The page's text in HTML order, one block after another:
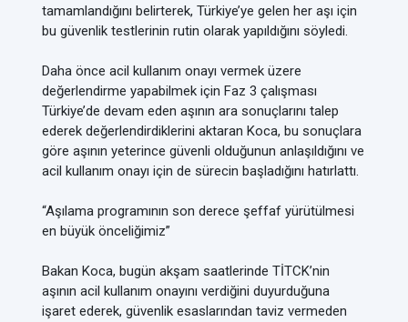
tamamlandığını belirterek, Türkiye’ye gelen her aşı için
bu güvenlik testlerinin rutin olarak yapıldığını söyledi.
Daha önce acil kullanım onayı vermek üzere
değerlendirme yapabilmek için Faz 3 çalışması
Türkiye’de devam eden aşının ara sonuçlarını talep
ederek değerlendirdiklerini aktaran Koca, bu sonuçlara
göre aşının yeterince güvenli olduğunun anlaşıldığını ve
acil kullanım onayı için de sürecin başladığını hatırlattı.
“Aşılama programının son derece şeffaf yürütülmesi
en büyük önceliğimiz”
Bakan Koca, bugün akşam saatlerinde TİTCK’nin
aşının acil kullanım onayını verdiğini duyurduğuna
işaret ederek, güvenlik esaslarından taviz vermeden